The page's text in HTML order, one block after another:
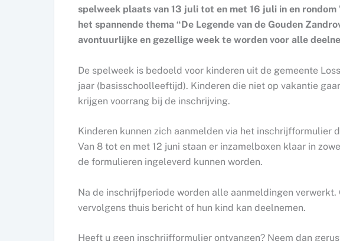
spelweek plaats van 13 juli tot en met 16 juli in en rondom
het spannende thema “De Legende van de Gouden
avontuurlijke en gezellige week te worden voor alle
De spelweek is bedoeld voor kinderen uit de gemeente
jaar (basisschoolleeftijd). Kinderen die niet op vakantie
krijgen voorrang bij de inschrijving.
Kinderen kunnen zich aanmelden via het inschrijfformulier
Van 8 tot en met 12 juni staan er inzamelboxen klaar in
de formulieren ingeleverd kunnen worden.
Na de inschrijfperiode worden alle aanmeldingen verwerkt.
vervolgens thuis bericht of hun kind kan deelnemen.
Heeft u geen inschrijfformulier ontvangen? Neem dan